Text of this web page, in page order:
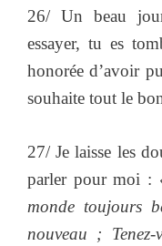
26/ Un beau
essayer, tu es
honorée d’avoir
souhaite tout le
27/ Je laisse les
parler pour moi :
monde toujours
nouveau ;